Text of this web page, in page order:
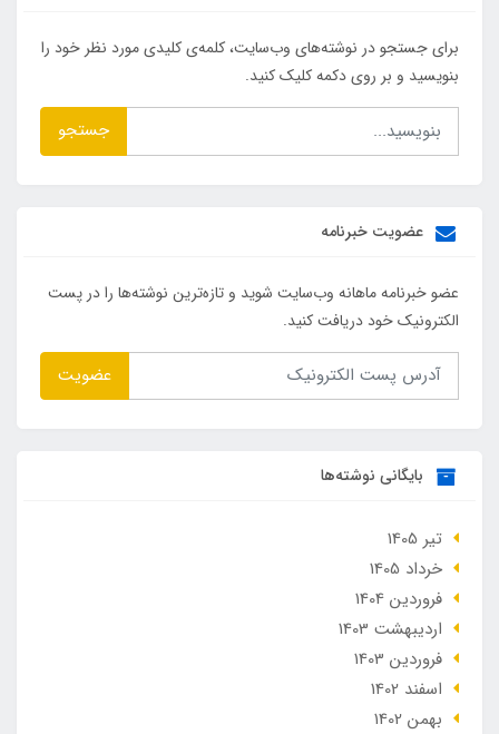
برای جستجو در نوشته‌های وب‌سایت، کلمه‌ی کلیدی مورد نظر خود را
بنویسید و بر روی دکمه کلیک کنید.
جستجو
عضویت خبرنامه
عضو خبرنامه ماهانه وب‌سایت شوید و تازه‌ترین نوشته‌ها را در پست
الکترونیک خود دریافت کنید.
عضویت
بایگانی نوشته‌ها
تير 1405
خرداد 1405
فروردین 1404
ارديبهشت 1403
فروردین 1403
اسفند 1402
بهمن 1402